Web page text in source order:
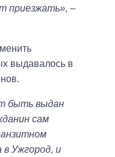
приезжать», –
выдавалось в
быть выдан
сам
в Ужгород, и